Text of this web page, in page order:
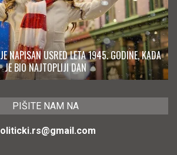
NAPISAN USRED LETA 1945. GODINE, KADA
JE BIO NAJTOPLIJI DAN
PIŠITE NAM NA